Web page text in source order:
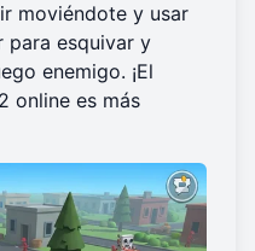
moviéndote y usar
para esquivar y
enemigo. ¡El
online es más